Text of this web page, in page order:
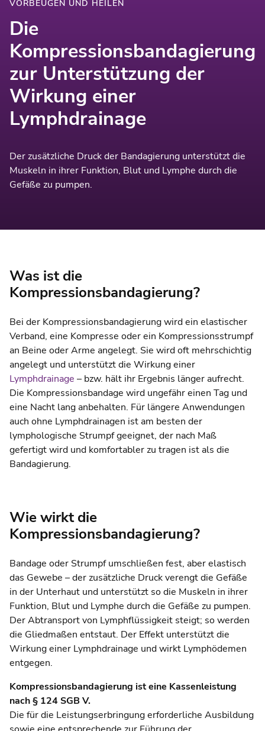
VORBEUGEN UND HEILEN
Die
Kompressionsbandagierung
zur Unterstützung der
Wirkung einer
Lymphdrainage
Der zusätzliche Druck der Bandagierung unterstützt die
Muskeln in ihrer Funktion, Blut und Lymphe durch die
Gefäße zu pumpen.
Was ist die
Kompressionsbandagierung?
Bei der Kompressionsbandagierung wird ein elastischer
Verband, eine Kompresse oder ein Kompressionsstrumpf
an Beine oder Arme angelegt. Sie wird oft mehrschichtig
angelegt und unterstützt die Wirkung einer
Lymphdrainage – bzw. hält ihr Ergebnis länger aufrecht.
Die Kompressionsbandage wird ungefähr einen Tag und
eine Nacht lang anbehalten. Für längere Anwendungen
auch ohne Lymphdrainagen ist am besten der
lymphologische Strumpf geeignet, der nach Maß
gefertigt wird und komfortabler zu tragen ist als die
Bandagierung.
Wie wirkt die
Kompressionsbandagierung?
Bandage oder Strumpf umschließen fest, aber elastisch
das Gewebe – der zusätzliche Druck verengt die Gefäße
in der Unterhaut und unterstützt so die Muskeln in ihrer
Funktion, Blut und Lymphe durch die Gefäße zu pumpen.
Der Abtransport von Lymphflüssigkeit steigt; so werden
die Gliedmaßen entstaut. Der Effekt unterstützt die
Wirkung einer Lymphdrainage und wirkt Lymphödemen
entgegen.
Kompressionsbandagierung ist eine Kassenleistung
nach § 124 SGB V.
Die für die Leistungserbringung erforderliche Ausbildung